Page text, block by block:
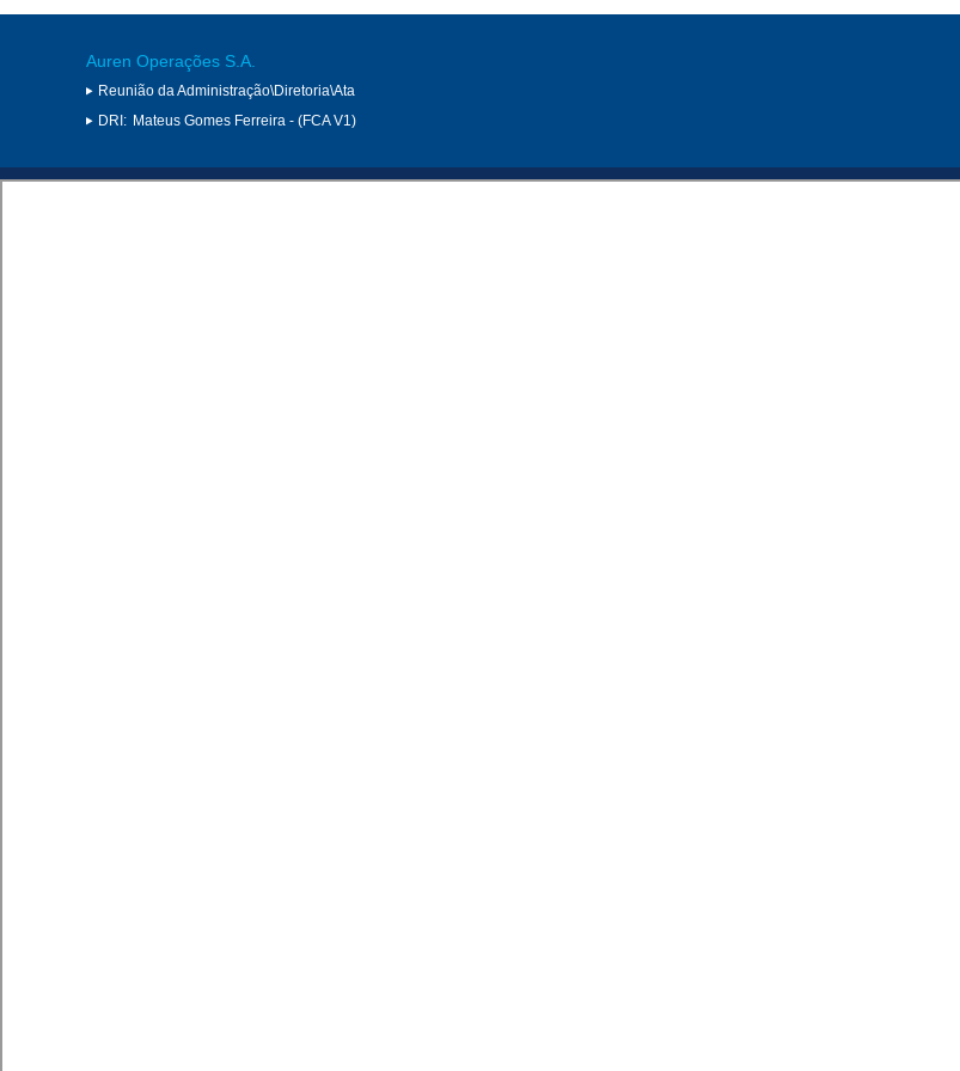
Auren Operações S.A.
Reunião da Administração\Diretoria\Ata
DRI: Mateus Gomes Ferreira - (FCA V1)